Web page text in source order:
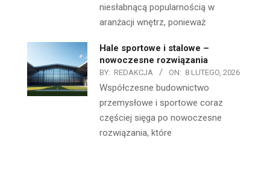
niesłabnącą popularnością w
aranżacji wnętrz, ponieważ
Hale sportowe i stalowe –
nowoczesne rozwiązania
BY: REDAKCJA ON: 8 LUTEGO, 2026
Współczesne budownictwo
przemysłowe i sportowe coraz
częściej sięga po nowoczesne
rozwiązania, które